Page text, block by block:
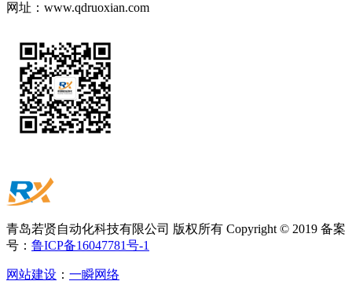
网址： www.qdruoxian.com
青岛若贤自动化科技有限公司 版权所有 Copyright © 2019 备案
号： 鲁ICP备16047781号-1
网站建设 ： 一瞬网络